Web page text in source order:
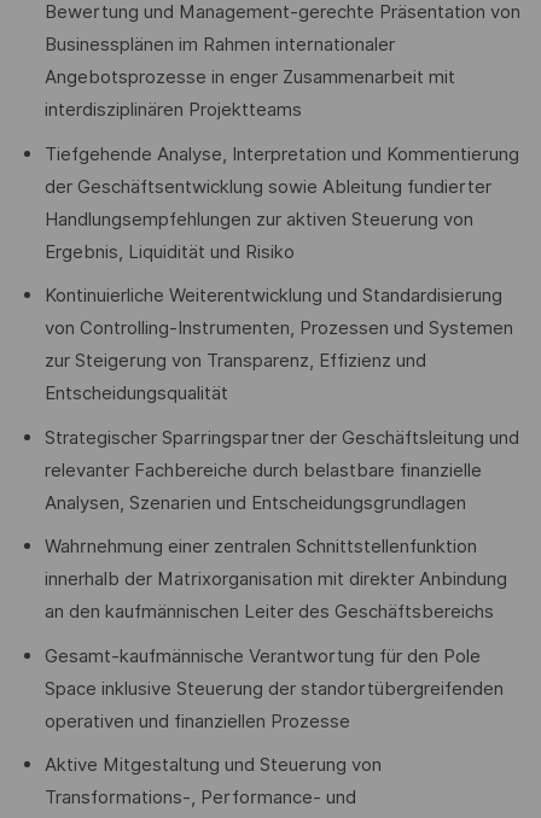
Bewertung und Management-gerechte Präsentation von
Businessplänen im Rahmen internationaler
Angebotsprozesse in enger Zusammenarbeit mit
interdisziplinären Projektteams
Tiefgehende Analyse, Interpretation und Kommentierung
der Geschäftsentwicklung sowie Ableitung fundierter
Handlungsempfehlungen zur aktiven Steuerung von
Ergebnis, Liquidität und Risiko
Kontinuierliche Weiterentwicklung und Standardisierung
von Controlling-Instrumenten, Prozessen und Systemen
zur Steigerung von Transparenz, Effizienz und
Entscheidungsqualität
Strategischer Sparringspartner der Geschäftsleitung und
relevanter Fachbereiche durch belastbare finanzielle
Analysen, Szenarien und Entscheidungsgrundlagen
Wahrnehmung einer zentralen Schnittstellenfunktion
innerhalb der Matrixorganisation mit direkter Anbindung
an den kaufmännischen Leiter des Geschäftsbereichs
Gesamt-kaufmännische Verantwortung für den Pole
Space inklusive Steuerung der standortübergreifenden
operativen und finanziellen Prozesse
Aktive Mitgestaltung und Steuerung von
Transformations-, Performance- und